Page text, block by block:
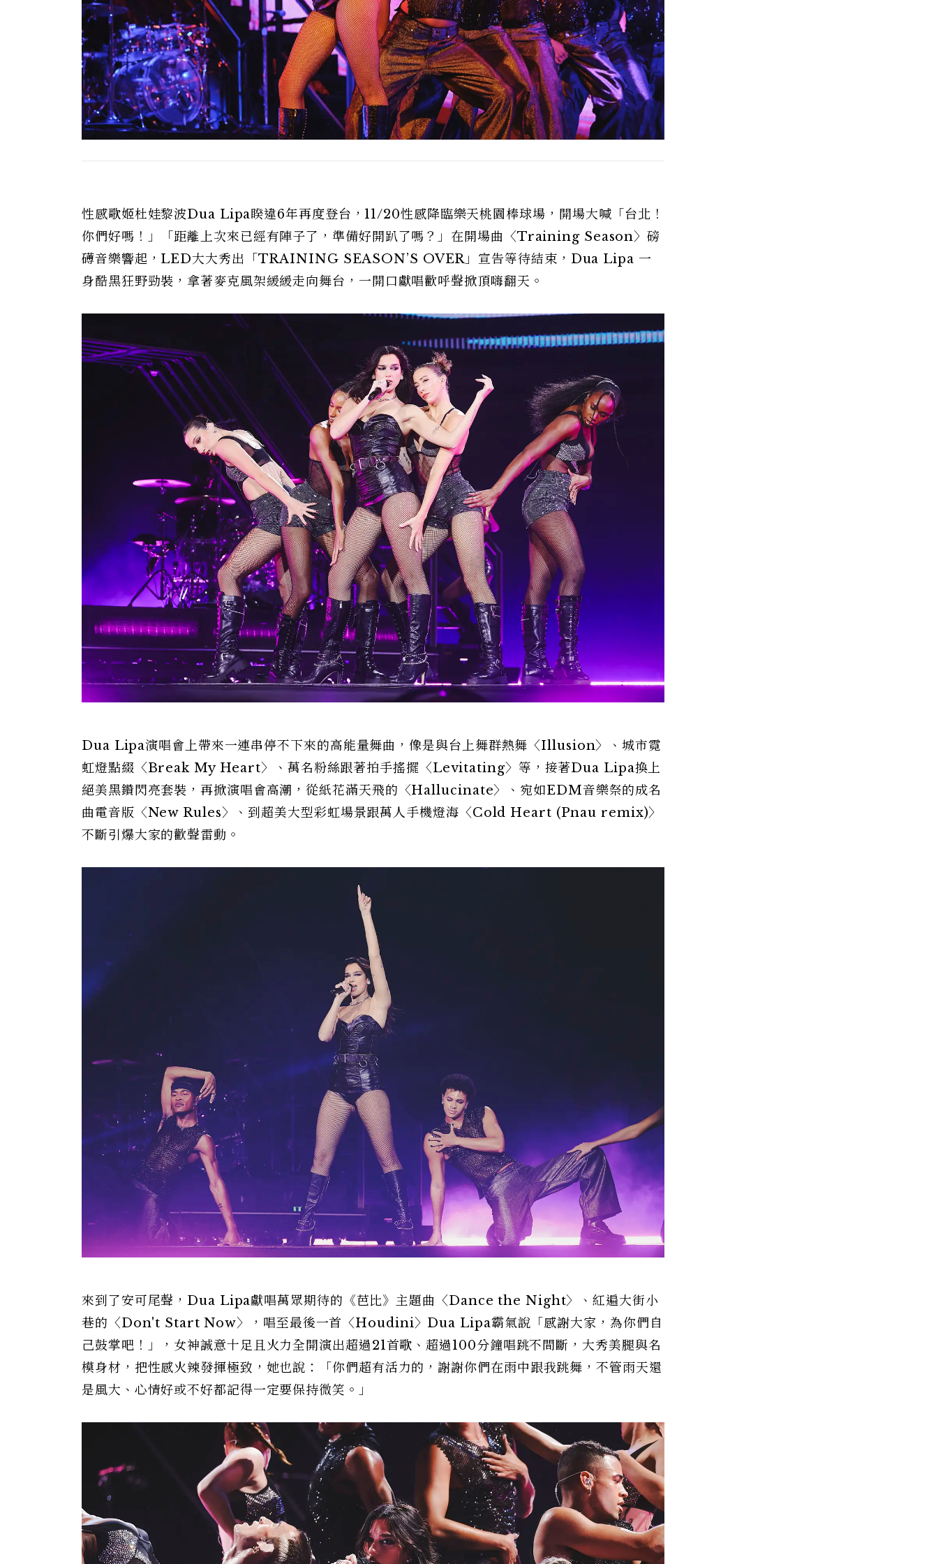
性感歌姬杜娃黎波Dua Lipa睽違6年再度登台，11/20性感降臨樂天桃園棒球場，開場大喊「台北！
你們好嗎！」「距離上次來已經有陣子了，準備好開趴了嗎？」在開場曲〈Training Season〉磅
礡音樂響起，LED大大秀出「TRAINING SEASON’S OVER」宣告等待結束，Dua Lipa 一
身酷黑狂野勁裝，拿著麥克風架緩緩走向舞台，一開口獻唱歡呼聲掀頂嗨翻天。
Dua Lipa演唱會上帶來一連串停不下來的高能量舞曲，像是與台上舞群熱舞〈Illusion〉、城市霓
虹燈點綴〈Break My Heart〉、萬名粉絲跟著拍手搖擺〈Levitating〉等，接著Dua Lipa換上
絕美黑鑽閃亮套裝，再掀演唱會高潮，從紙花滿天飛的〈Hallucinate〉、宛如EDM音樂祭的成名
曲電音版〈New Rules〉、到超美大型彩虹場景跟萬人手機燈海〈Cold Heart (Pnau remix)〉
不斷引爆大家的歡聲雷動。
來到了安可尾聲，Dua Lipa獻唱萬眾期待的《芭比》主題曲〈Dance the Night〉、紅遍大街小
巷的〈Don't Start Now〉，唱至最後一首〈Houdini〉Dua Lipa霸氣說「感謝大家，為你們自
己鼓掌吧！」，女神誠意十足且火力全開演出超過21首歌、超過100分鐘唱跳不間斷，大秀美腿與名
模身材，把性感火辣發揮極致，她也說：「你們超有活力的，謝謝你們在雨中跟我跳舞，不管雨天還
是風大、心情好或不好都記得一定要保持微笑。」